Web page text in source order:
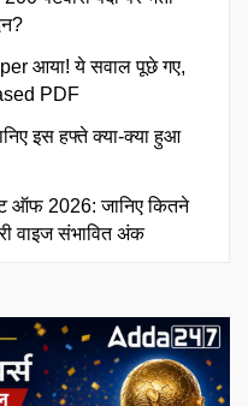
आया! ये सवाल पूछे गए,
PDF
इस हफ्ते क्या-क्या हुआ
ऑफ 2026: जानिए कितने
वाइज संभावित अंक